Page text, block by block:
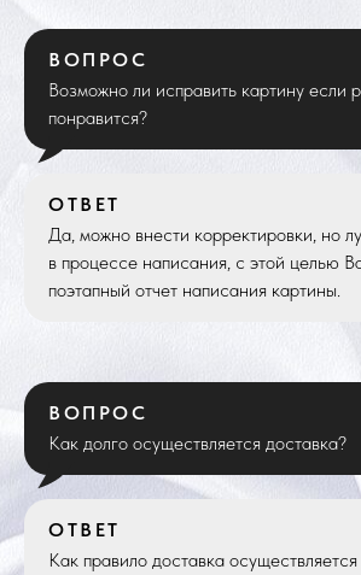
ВОПРОС
Возможно ли исправить картину если
понравится?
ОТВЕТ
Да, можно внести корректировки, но
в процессе написания, с этой целью
поэтапный отчет написания картины.
ВОПРОС
Как долго осуществляется доставка?
ОТВЕТ
Как правило доставка